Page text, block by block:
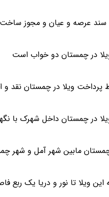
سند عرصه و عیان و مجوز ساخت و
در چمستان دو خواب است
پرداخت ویلا در چمستان نقد
در چمستان داخل شهرک با
مابین شهر آمل و شهر
این ویلا تا نور و دریا یک ربع